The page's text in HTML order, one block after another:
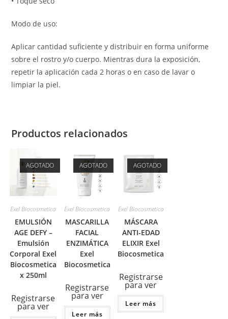
Modo de uso:
Aplicar cantidad suficiente y distribuir en forma uniforme
sobre el rostro y/o cuerpo. Mientras dura la exposición,
repetir la aplicación cada 2 horas o en caso de lavar o
limpiar la piel.
Productos relacionados
AGOTADO
Exel Biocosmetica
EMULSIÓN
AGE DEFY –
Emulsión
Corporal Exel
Biocosmetica
x 250ml
Registrarse
para ver
AGOTADO
Exel Biocosmetica
MASCARILLA
FACIAL
ENZIMÁTICA
Exel
Biocosmetica
Registrarse
para ver
Leer más
AGOTADO
Exel Biocosmetica
MÁSCARA
ANTI-EDAD
ELIXIR Exel
Biocosmetica
Registrarse
para ver
Leer más